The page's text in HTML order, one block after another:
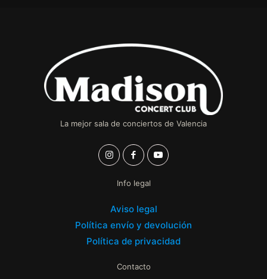
La mejor sala de conciertos de Valencia
Info legal
Aviso legal
Política envío y devolución
Política de privacidad
Contacto